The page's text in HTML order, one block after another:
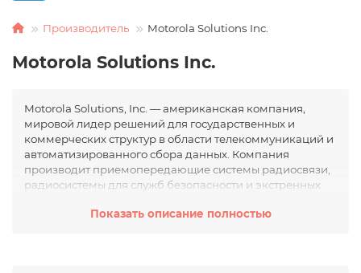
Производитель Motorola Solutions Inc.
Motorola Solutions Inc.
Motorola Solutions, Inc. — американская компания,
мировой лидер решений для государственных и
коммерческих структур в области телекоммуникаций и
автоматизированного сбора данных. Компания
производит приемопередающие системы радиосвязи,
радиосистемы для служб безопасности и экстренных
видеофиксации.Показать описание полностью